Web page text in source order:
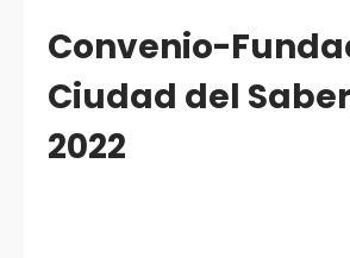
Convenio-
Ciudad del
2022